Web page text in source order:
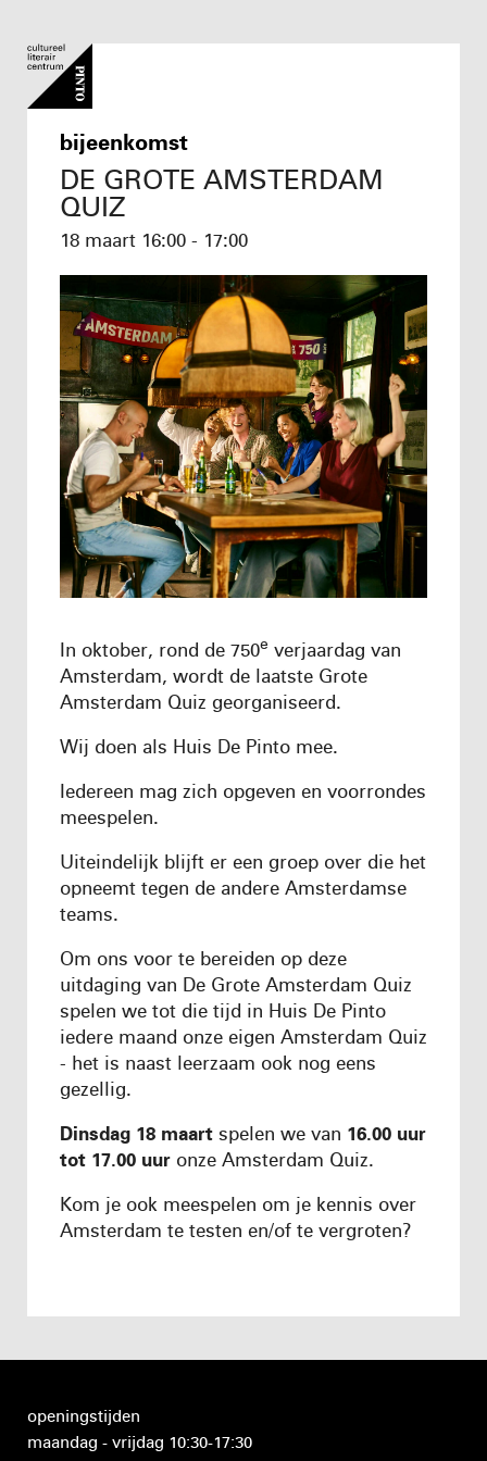
bijeenkomst
DE GROTE AMSTERDAM
QUIZ
18 maart 16:00 - 17:00
In oktober, rond de 750e verjaardag van
Amsterdam, wordt de laatste Grote
Amsterdam Quiz georganiseerd.
Wij doen als Huis De Pinto mee.
Iedereen mag zich opgeven en voorrondes
meespelen.
Uiteindelijk blijft er een groep over die het
opneemt tegen de andere Amsterdamse
teams.
Om ons voor te bereiden op deze
uitdaging van De Grote Amsterdam Quiz
spelen we tot die tijd in Huis De Pinto
iedere maand onze eigen Amsterdam Quiz
- het is naast leerzaam ook nog eens
gezellig.
Dinsdag 18 maart spelen we van 16.00 uur
tot 17.00 uur onze Amsterdam Quiz.
Kom je ook meespelen om je kennis over
Amsterdam te testen en/of te vergroten?
openingstijden
maandag - vrijdag 10:30-17:30